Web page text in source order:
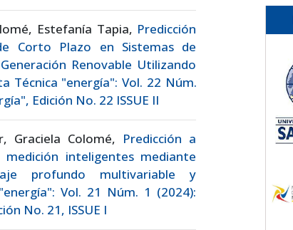
Estefanía Tapia, Predicción
Corto Plazo en Sistemas de
Renovable Utilizando
Técnica "energía": Vol. 22 Núm.
Edición No. 22 ISSUE II
Graciela Colomé, Predicción a
inteligentes mediante
profundo multivariable y
Vol. 21 Núm. 1 (2024):
No. 21, ISSUE I